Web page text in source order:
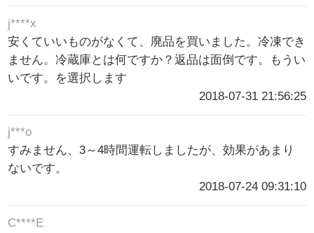
j****x
安くていいものがなくて、廃品を買いました。冷凍でき
ません。冷蔵庫とは何ですか？返品は面倒です。もうい
いです。を選択します
2018-07-31 21:56:25
j***o
すみません、3～4時間運転しましたが、効果があまり
ないです。
2018-07-24 09:31:10
C****E